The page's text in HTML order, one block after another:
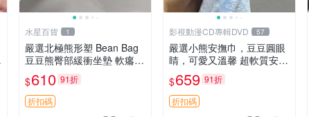
水星百貨 1
嚴選北極熊形塑 Bean Bag
豆豆熊臀部緩衝坐墊 軟癟癟
舒壓設計 保暖又實用 適合
久坐放松 推薦居家使用 RU
SS系列 豆豆熊屁屁坐墊 3D
顆粒結構
$610 91折
折扣碼
影視動漫CD專輯DVD 57
嚴選小熊安撫巾，豆豆圓眼
睛，可愛又溫馨 超軟質安撫
巾，豆豆設計，哄睡好幫手
約克豆豆眼安撫巾 數碼豆豆
眼
$659 91折
折扣碼